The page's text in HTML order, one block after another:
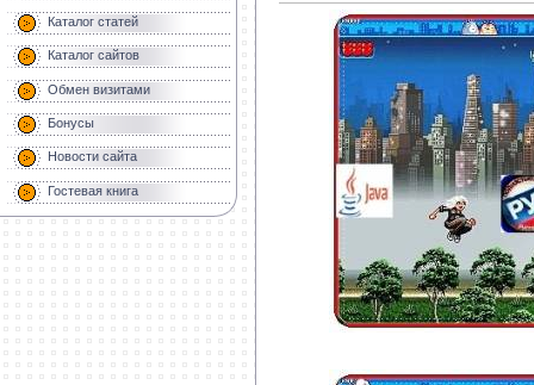
Каталог статей
Каталог сайтов
Обмен визитами
Бонусы
Новости сайта
Гостевая книга